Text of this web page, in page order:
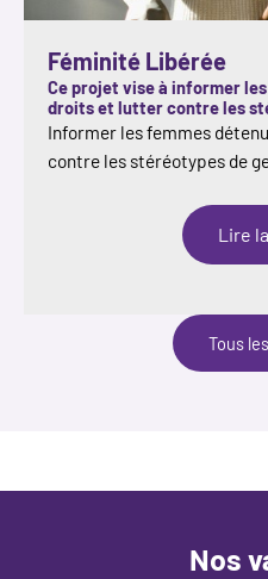
Féminité Libérée
Ce projet vise à informer
droits et lutter contre les
Informer les femmes
contre les stéréotypes de
Lire
Tous
Nos